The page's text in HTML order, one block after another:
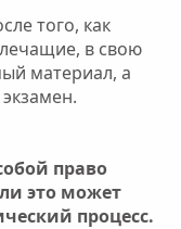
того, как
в свою
материал, а
право
это может
процесс.